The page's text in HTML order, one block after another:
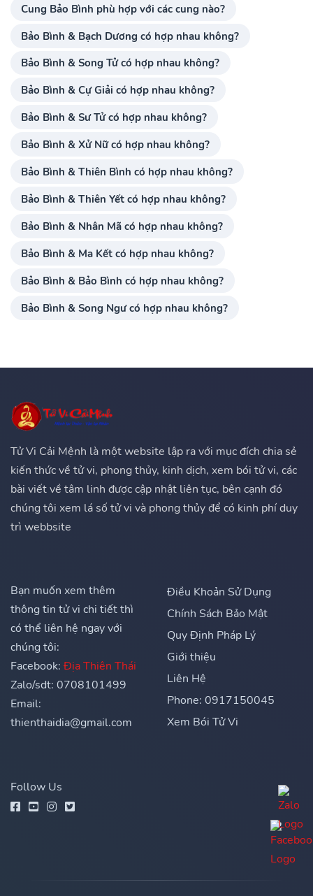
Cung Bảo Bình phù hợp với các cung nào?
Bảo Bình & Bạch Dương có hợp nhau không?
Bảo Bình & Song Tử có hợp nhau không?
Bảo Bình & Cự Giải có hợp nhau không?
Bảo Bình & Sư Tử có hợp nhau không?
Bảo Bình & Xử Nữ có hợp nhau không?
Bảo Bình & Thiên Bình có hợp nhau không?
Bảo Bình & Thiên Yết có hợp nhau không?
Bảo Bình & Nhân Mã có hợp nhau không?
Bảo Bình & Ma Kết có hợp nhau không?
Bảo Bình & Bảo Bình có hợp nhau không?
Bảo Bình & Song Ngư có hợp nhau không?
Tử Vi Cải Mệnh là một website lập ra với mục đích chia sẻ
kiến thức về tử vi, phong thủy, kinh dịch, xem bói tử vi, các
bài viết về tâm linh được cập nhật liên tục, bên cạnh đó
chúng tôi xem lá số tử vi và phong thủy để có kinh phí duy
trì webbsite
Bạn muốn xem thêm
thông tin tử vi chi tiết thì
có thể liên hệ ngay với
chúng tôi:
Facebook: Địa Thiên Thái
Zalo/sdt: 0708101499
Email:
thienthaidia@gmail.com
Điều Khoản Sử Dụng
Chính Sách Bảo Mật
Quy Định Pháp Lý
Giới thiệu
Liên Hệ
Phone: 0917150045
Xem Bói Tử Vi
Follow Us